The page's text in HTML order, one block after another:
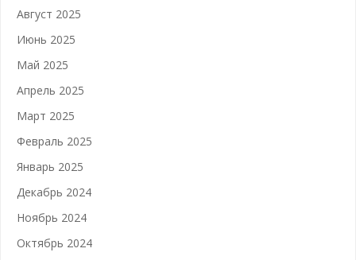
Август 2025
Июнь 2025
Май 2025
Апрель 2025
Март 2025
Февраль 2025
Январь 2025
Декабрь 2024
Ноябрь 2024
Октябрь 2024